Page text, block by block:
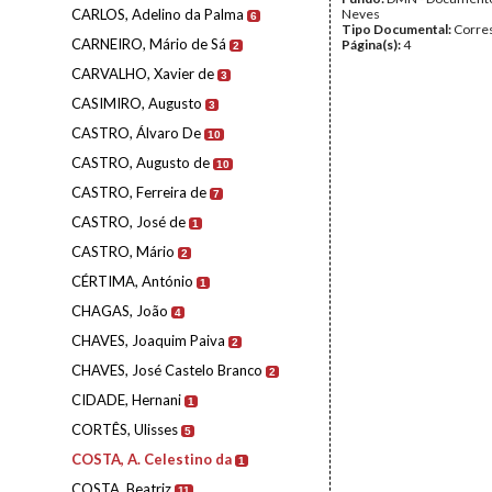
CARLOS, Adelino da Palma 6
CARNEIRO, Mário de Sá 2
CARVALHO, Xavier de 3
CASIMIRO, Augusto 3
CASTRO, Álvaro De 10
CASTRO, Augusto de 10
CASTRO, Ferreira de 7
CASTRO, José de 1
CASTRO, Mário 2
CÉRTIMA, António 1
CHAGAS, João 4
CHAVES, Joaquim Paiva 2
CHAVES, José Castelo Branco 2
CIDADE, Hernani 1
CORTÊS, Ulisses 5
COSTA, A. Celestino da 1
Neves
Tipo Documental:
Página(s):4